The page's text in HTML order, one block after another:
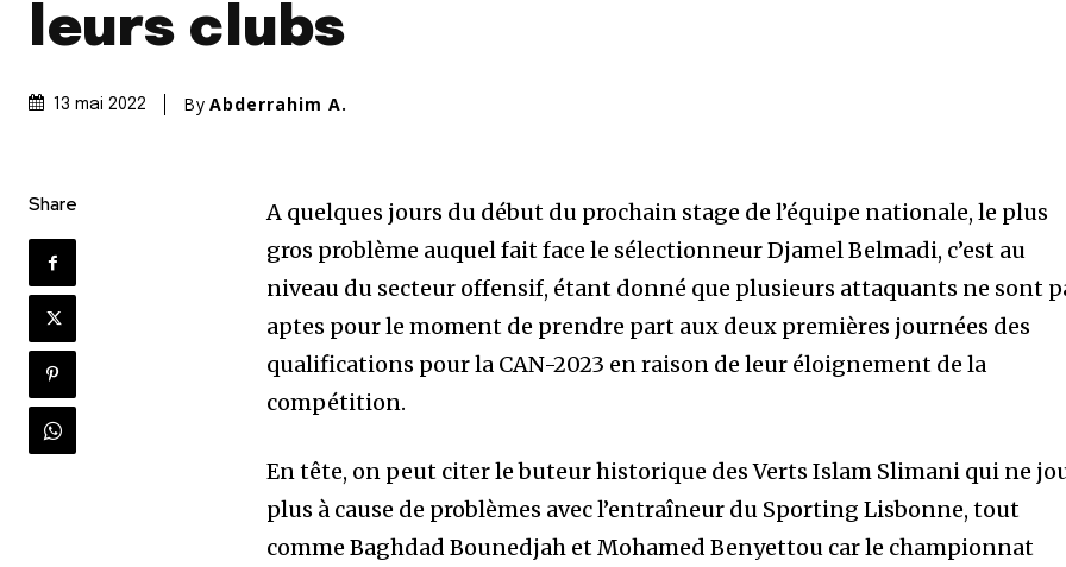
leurs clubs
13 mai 2022 By Abderrahim A.
Share
A quelques jours du début du prochain stage de l’équipe nationale, le plus
gros problème auquel fait face le sélectionneur Djamel Belmadi, c’est au
niveau du secteur offensif, étant donné que plusieurs attaquants ne sont
aptes pour le moment de prendre part aux deux premières journées des
qualifications pour la CAN-2023 en raison de leur éloignement de la
compétition.
En tête, on peut citer le buteur historique des Verts Islam Slimani qui ne
plus à cause de problèmes avec l’entraîneur du Sporting Lisbonne, tout
comme Baghdad Bounedjah et Mohamed Benyettou car le championnat